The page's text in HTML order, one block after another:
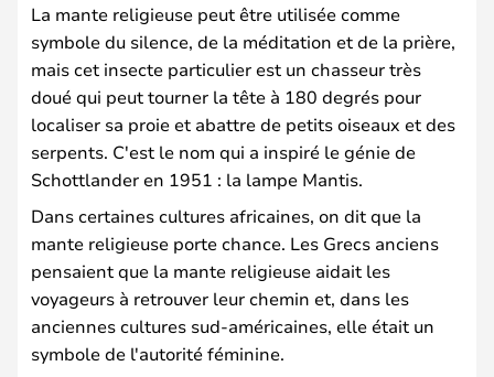
La mante religieuse peut être utilisée comme
symbole du silence, de la méditation et de la prière,
mais cet insecte particulier est un chasseur très
doué qui peut tourner la tête à 180 degrés pour
localiser sa proie et abattre de petits oiseaux et des
serpents. C'est le nom qui a inspiré le génie de
Schottlander en 1951 : la lampe Mantis.
Dans certaines cultures africaines, on dit que la
mante religieuse porte chance. Les Grecs anciens
pensaient que la mante religieuse aidait les
voyageurs à retrouver leur chemin et, dans les
anciennes cultures sud-américaines, elle était un
symbole de l'autorité féminine.